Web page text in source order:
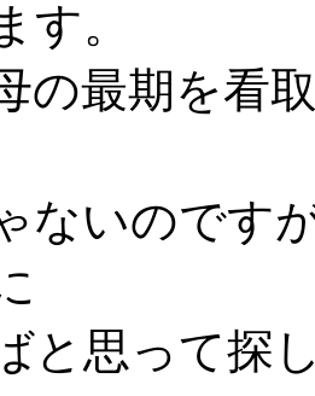
す。
の最期を看
ないのです
と思って探